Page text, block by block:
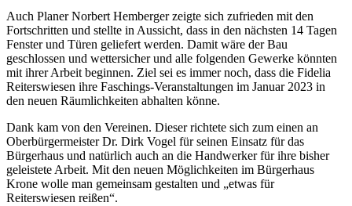
Auch Planer Norbert Hemberger zeigte sich zufrieden mit den
Fortschritten und stellte in Aussicht, dass in den nächsten 14 Tagen
Fenster und Türen geliefert werden. Damit wäre der Bau
geschlossen und wettersicher und alle folgenden Gewerke könnten
mit ihrer Arbeit beginnen. Ziel sei es immer noch, dass die Fidelia
Reiterswiesen ihre Faschings-Veranstaltungen im Januar 2023 in
den neuen Räumlichkeiten abhalten könne.
Dank kam von den Vereinen. Dieser richtete sich zum einen an
Oberbürgermeister Dr. Dirk Vogel für seinen Einsatz für das
Bürgerhaus und natürlich auch an die Handwerker für ihre bisher
geleistete Arbeit. Mit den neuen Möglichkeiten im Bürgerhaus
Krone wolle man gemeinsam gestalten und „etwas für
Reiterswiesen reißen“.